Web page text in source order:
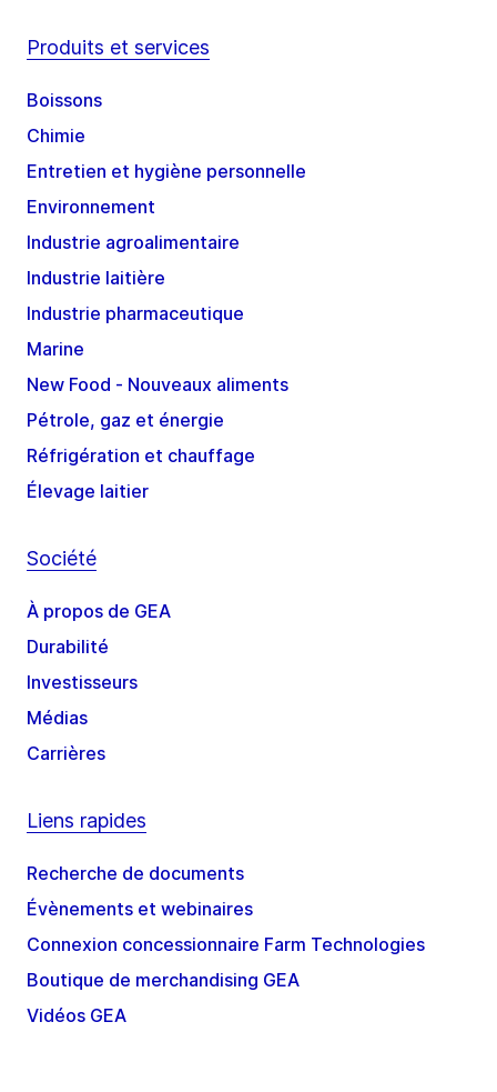
Produits et services
Boissons
Chimie
Entretien et hygiène personnelle
Environnement
Industrie agroalimentaire
Industrie laitière
Industrie pharmaceutique
Marine
New Food - Nouveaux aliments
Pétrole, gaz et énergie
Réfrigération et chauffage
Élevage laitier
Société
À propos de GEA
Durabilité
Investisseurs
Médias
Carrières
Liens rapides
Recherche de documents
Évènements et webinaires
Connexion concessionnaire Farm Technologies
Boutique de merchandising GEA
Vidéos GEA